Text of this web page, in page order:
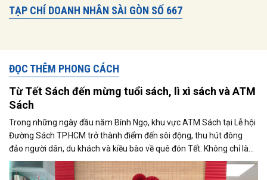
TẠP CHÍ DOANH NHÂN SÀI GÒN SỐ 667
ĐỌC THÊM PHONG CÁCH
Từ Tết Sách đến mừng tuổi sách, lì xì sách và ATM
Sách
Trong những ngày đầu năm Bính Ngọ, khu vực ATM Sách tại Lễ hội
Đường Sách TP.HCM trở thành điểm đến sôi động, thu hút đông
đảo người dân, du khách và kiều bào về quê đón Tết. Không chỉ là
không gian trải nghiệm mới mẻ, ATM Sách còn mang đến một hình
thức “lì xì tri thức” độc đáo, góp phần tạo nên sắc thái văn hóa đọc